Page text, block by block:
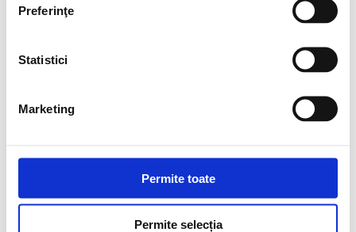
Preferinţe
Statistici
Marketing
Permite toate
Permite selecția
Grupuri Semifixe Pe Sanie Si Mobile
Oteluri Martensitice
Role Pentru Benzi Transportoare
Site Din Tabla Perforata Antiuzura
Site Din Tabla Perforata Cauciucata